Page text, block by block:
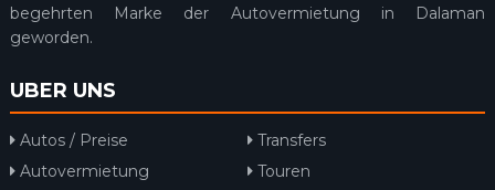
begehrten Marke der Autovermietung in Dalaman
geworden.
UBER UNS
Autos / Preise
Transfers
Autovermietung
Touren